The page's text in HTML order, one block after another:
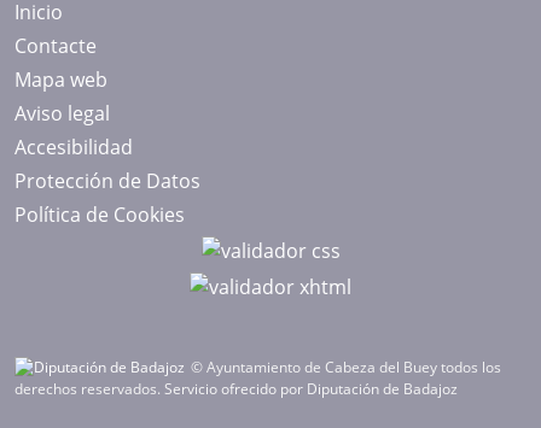
Inicio
Contacte
Mapa web
Aviso legal
Accesibilidad
Protección de Datos
Política de Cookies
© Ayuntamiento de Cabeza del Buey todos los
derechos reservados. Servicio ofrecido por Diputación de Badajoz